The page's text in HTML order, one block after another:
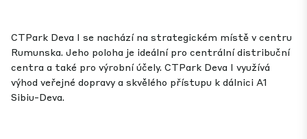
CTPark Deva I se nachází na strategickém místě v centru
Rumunska. Jeho poloha je ideální pro centrální distribuční
centra a také pro výrobní účely. CTPark Deva I využívá
výhod veřejné dopravy a skvělého přístupu k dálnici A1
Sibiu-Deva.